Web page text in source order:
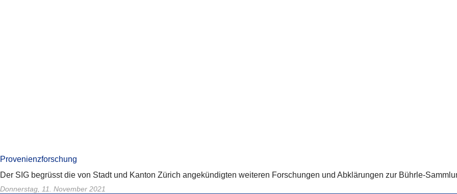
Provenienzforschung
Der SIG begrüsst die von Stadt und Kanton Zürich angekündigten weiteren Forschungen und Abklärungen zur Bührle-
Donnerstag, 11. November 2021